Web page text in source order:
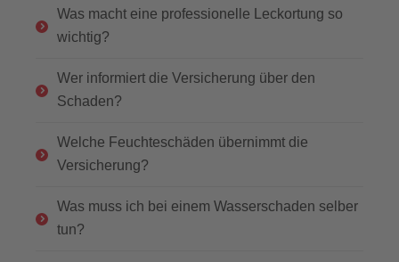
Was macht eine professionelle Leckortung so
wichtig?
Wer informiert die Versicherung über den
Schaden?
Welche Feuchteschäden übernimmt die
Versicherung?
Was muss ich bei einem Wasserschaden selber
tun?